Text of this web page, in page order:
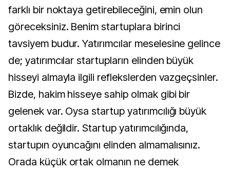
farklı bir noktaya getirebileceğini, emin olun
göreceksiniz. Benim startuplara birinci
tavsiyem budur. Yatırımcılar meselesine gelince
de; yatırımcılar startupların elinden büyük
hisseyi almayla ilgili reflekslerden vazgeçsinler.
Bizde, hakim hisseye sahip olmak gibi bir
gelenek var. Oysa startup yatırımcılığı büyük
ortaklık değildir. Startup yatırımcılığında,
startupın oyuncağını elinden almamalısınız.
Orada küçük ortak olmanın ne demek